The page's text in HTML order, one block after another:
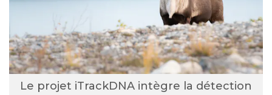
Le projet iTrackDNA intègre la détection